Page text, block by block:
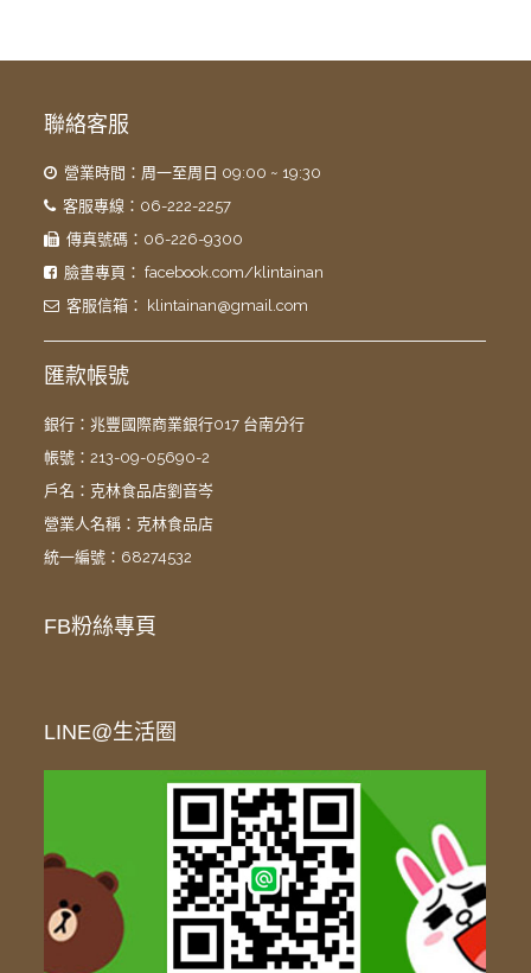
聯絡客服
營業時間：周一至周日 09:00 ~ 19:30
客服專線：06-222-2257
傳真號碼：06-226-9300
臉書專頁：facebook.com/klintainan
客服信箱：
klintainan@gmail.com
匯款帳號
銀行：兆豐國際商業銀行017 台南分行
帳號：213-09-05690-2
戶名：克林食品店劉音岑
營業人名稱：克林食品店
統一編號：68274532
FB粉絲專頁
LINE@生活圈